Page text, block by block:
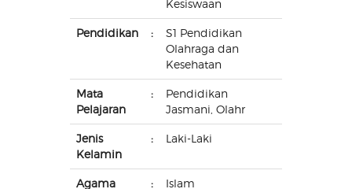
Kesiswaan
Pendidikan :
S1 Pendidikan
Olahraga dan
Kesehatan
Mata
Pelajaran
:
Pendidikan
Jasmani, Olahr
Jenis
Kelamin
: Laki-Laki
Agama : Islam